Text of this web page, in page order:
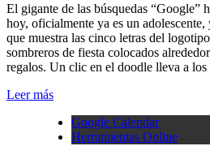
El gigante de las búsquedas “Google”
hoy, oficialmente ya es un
que muestra las cinco letras del
sombreros de fiesta colocados
regalos. Un clic en el doodle lleva a
Leer más
Google Calendar
Herramientas Online